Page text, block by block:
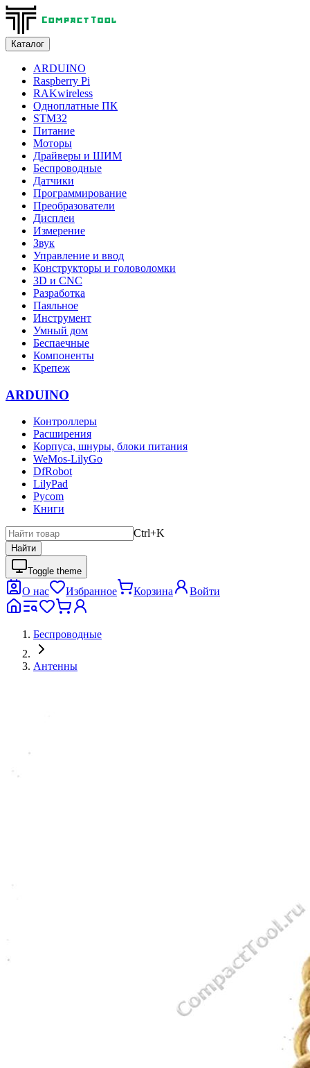
Каталог
ARDUINO
Raspberry Pi
RAKwireless
Одноплатные ПК
STM32
Питание
Моторы
Драйверы и ШИМ
Беспроводные
Датчики
Программирование
Преобразователи
Дисплеи
Измерение
Звук
Управление и ввод
Конструкторы и головоломки
3D и CNC
Разработка
Паяльное
Инструмент
Умный дом
Беспаечные
Компоненты
Крепеж
ARDUINO
Контроллеры
Расширения
Корпуса, шнуры, блоки питания
WeMos-LilyGo
DfRobot
LilyPad
Pycom
Книги
Ctrl+K
Найти
Toggle theme
О нас Избранное Корзина Войти
Беспроводные
Антенны